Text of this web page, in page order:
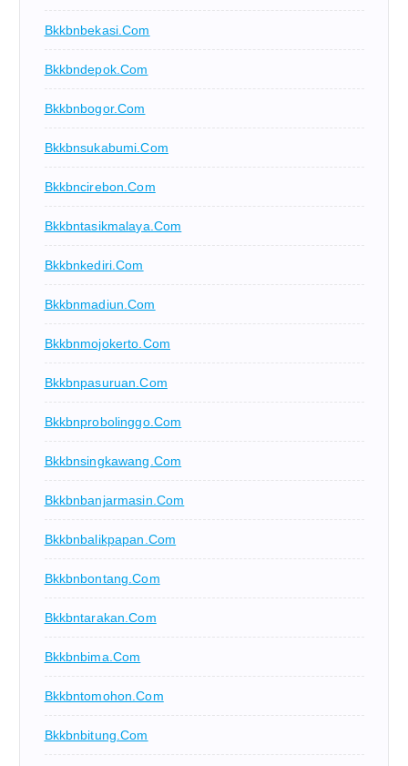
Bkkbnbekasi.com
Bkkbndepok.com
Bkkbnbogor.com
Bkkbnsukabumi.com
Bkkbncirebon.com
Bkkbntasikmalaya.com
Bkkbnkediri.com
Bkkbnmadiun.com
Bkkbnmojokerto.com
Bkkbnpasuruan.com
Bkkbnprobolinggo.com
Bkkbnsingkawang.com
Bkkbnbanjarmasin.com
Bkkbnbalikpapan.com
Bkkbnbontang.com
Bkkbntarakan.com
Bkkbnbima.com
Bkkbntomohon.com
Bkkbnbitung.com